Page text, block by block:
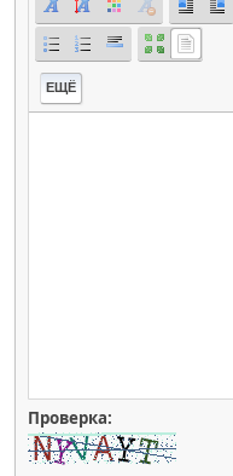
ЕЩЁ
Проверка: